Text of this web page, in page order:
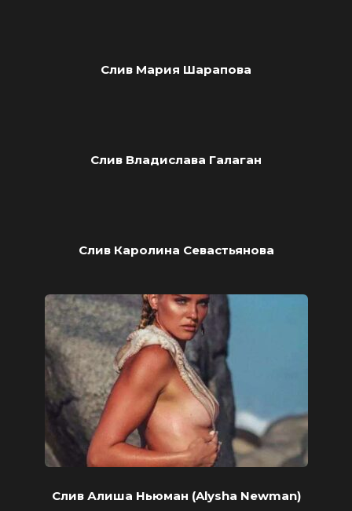
Слив Мария Шарапова
Слив Владислава Галаган
Слив Каролина Севастьянова
Слив Алиша Ньюман (Alysha Newman)